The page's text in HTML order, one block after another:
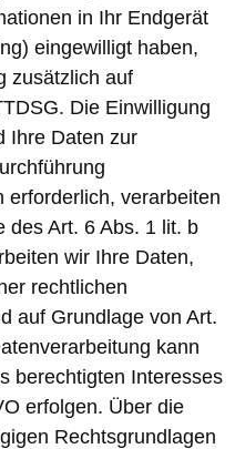
in Ihr Endgerät
eingewilligt haben,
zusätzlich auf
Die Einwilligung
Ihre Daten zur
erforderlich, verarbeiten
des Art. 6 Abs. 1 lit. b
wir Ihre Daten,
rechtlichen
auf Grundlage von Art.
kann
berechtigten Interesses
erfolgen. Über die
Rechtsgrundlagen